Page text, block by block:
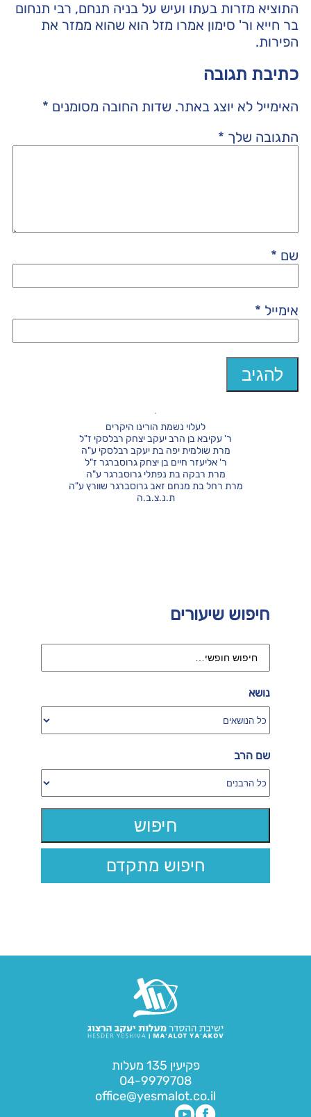
התוציא מזרות בעתו ועיש על בניה תנחם, רבי תנחום
בר חייא ור' סימון אמרו מזל הוא שהוא ממזר את
הפירות.
כתיבת תגובה
האימייל לא יוצג באתר. שדות החובה מסומנים *
התגובה שלך *
שם *
אימייל *
חיפוש שיעורים
נושא
שם הרב
חיפוש מתקדם
לעלוי נשמת הורינו היקרים
ר' עקיבא בן הרב יעקב יצחק רבלסקי ז"ל
מרת שולמית יפה בת יעקב רבלסקי ע"ה
ר' אליעזר חיים בן יצחק גרוסברגר ז"ל
מרת רבקה בת נפתלי גרוסברגר ע"ה
מרת רחל בת מנחם זאב גרוסברגר שוורץ ע"ה
ת.נ.צ.ב.ה
פקיעין 135 מעלות
04-9979708
office@yesmalot.co.il